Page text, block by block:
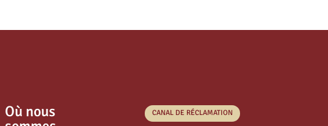
Où nous
CANAL DE RÉCLAMATION